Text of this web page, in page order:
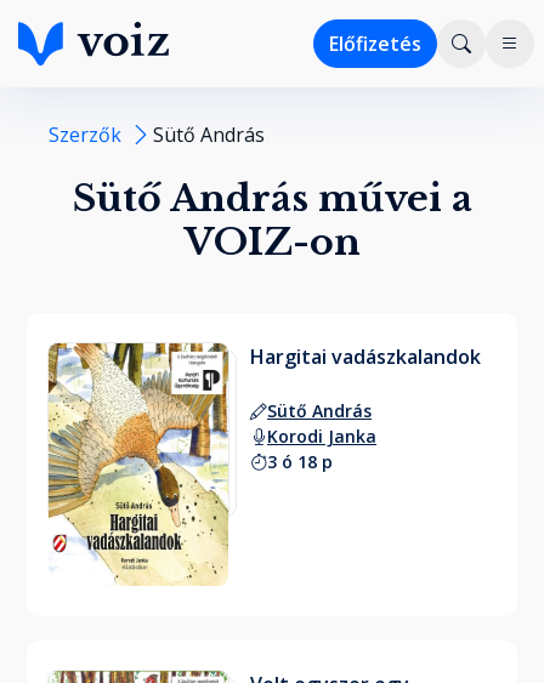
Előfizetés
Szerzők Sütő András
Sütő András művei a
VOIZ-on
Hargitai vadászkalandok
Sütő András
Korodi Janka
3 ó 18 p